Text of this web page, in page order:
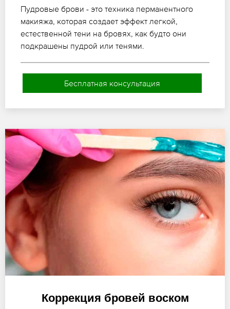
Пудровые брови - это техника перманентного
макияжа, которая создает эффект легкой,
естественной тени на бровях, как будто они
подкрашены пудрой или тенями.
Бесплатная консультация
Коррекция бровей воском